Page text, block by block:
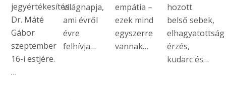
jegyértékesítés
Dr. Máté
Gábor
szeptember
16-i estjére.
…
világnapja,
ami évről
évre
felhívja…
empátia –
ezek mind
egyszerre
vannak…
hozott
belső sebek,
elhagyatottság
érzés,
kudarc és…